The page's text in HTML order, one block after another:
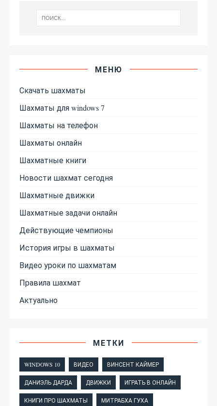
МЕНЮ
Скачать шахматы
Шахматы для windows 7
Шахматы на телефон
Шахматы онлайн
Шахматные книги
Новости шахмат сегодня
Шахматные движки
Шахматные задачи онлайн
Действующие чемпионы
История игры в шахматы
Видео уроки по шахматам
Правила шахмат
Актуально
МЕТКИ
WINDOWS 10 ВИДЕО ВИНСЕНТ КАЙМЕР
ДАНИЭЛЬ ДАРДА ДВИЖКИ ИГРАТЬ В ОНЛАЙН
КНИГИ ПРО ШАХМАТЫ МИТРАБХА ГУХА